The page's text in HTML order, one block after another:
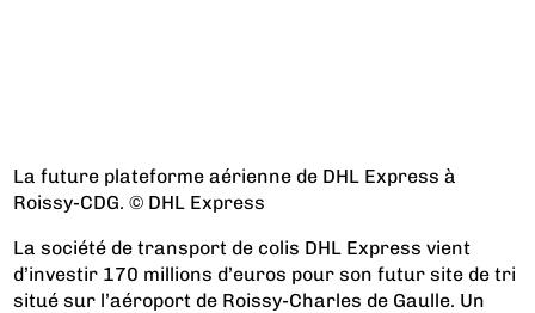
La future plateforme aérienne de DHL Express à
Roissy-CDG. © DHL Express
La société de transport de colis DHL Express vient
d’investir 170 millions d’euros pour son futur site de tri
situé sur l’aéroport de Roissy-Charles de Gaulle. Un